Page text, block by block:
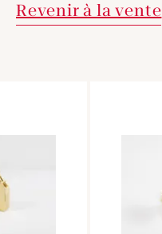
Revenir à la vente